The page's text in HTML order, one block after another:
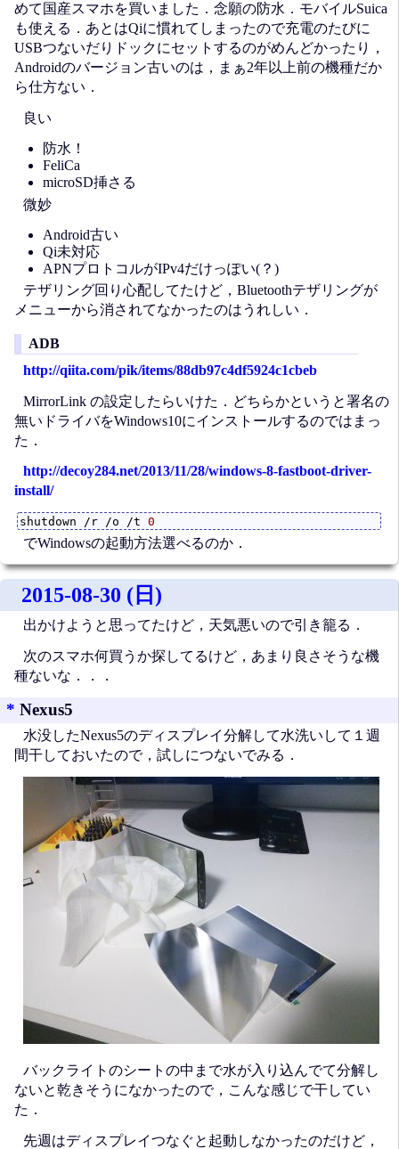
めて国産スマホを買いました．念願の防水．モバイルSuica
も使える．あとはQiに慣れてしまったので充電のたびに
USBつないだりドックにセットするのがめんどかったり，
Androidのバージョン古いのは，まぁ2年以上前の機種だか
ら仕方ない．
良い
防水！
FeliCa
microSD挿さる
微妙
Android古い
Qi未対応
APNプロトコルがIPv4だけっぽい(？)
テザリング回り心配してたけど，Bluetoothテザリングが
メニューから消されてなかったのはうれしい．
ADB
http://qiita.com/pik/items/88db97c4df5924c1cbeb
MirrorLink の設定したらいけた．どちらかというと署名の
無いドライバをWindows10にインストールするのではまっ
た．
http://decoy284.net/2013/11/28/windows-8-fastboot-driver-
install/
shutdown /r /o /t 0
でWindowsの起動方法選べるのか．
2015-08-30 (日)
出かけようと思ってたけど，天気悪いので引き籠る．
次のスマホ何買うか探してるけど，あまり良さそうな機
種ないな．．．
* Nexus5
水没したNexus5のディスプレイ分解して水洗いして１週
間干しておいたので，試しにつないでみる．
バックライトのシートの中まで水が入り込んでて分解し
ないと乾きそうになかったので，こんな感じで干してい
た．
先週はディスプレイつなぐと起動しなかったのだけど，